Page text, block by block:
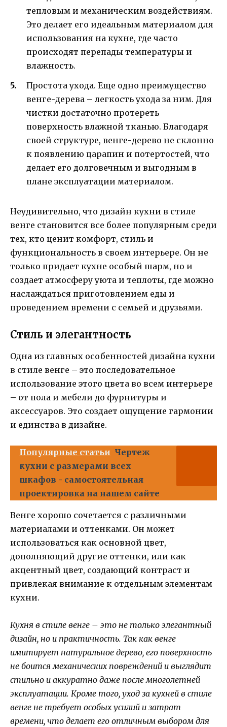
тепловым и механическим воздействиям.
Это делает его идеальным материалом для
использования на кухне, где часто
происходят перепады температуры и
влажность.
Простота ухода. Еще одно преимущество
венге-дерева – легкость ухода за ним. Для
чистки достаточно протереть
поверхность влажной тканью. Благодаря
своей структуре, венге-дерево не склонно
к появлению царапин и потертостей, что
делает его долговечным и выгодным в
плане эксплуатации материалом.
Неудивительно, что дизайн кухни в стиле
венге становится все более популярным среди
тех, кто ценит комфорт, стиль и
функциональность в своем интерьере. Он не
только придает кухне особый шарм, но и
создает атмосферу уюта и теплоты, где можно
наслаждаться приготовлением еды и
проведением времени с семьей и друзьями.
Стиль и элегантность
Одна из главных особенностей дизайна кухни
в стиле венге – это последовательное
использование этого цвета во всем интерьере
– от пола и мебели до фурнитуры и
аксессуаров. Это создает ощущение гармонии
и единства в дизайне.
Популярные статьи Чертеж
кухни с размерами всех
шкафов - самостоятельная
проектировка на нашем сайте
Венге хорошо сочетается с различными
материалами и оттенками. Он может
использоваться как основной цвет,
дополняющий другие оттенки, или как
акцентный цвет, создающий контраст и
привлекая внимание к отдельным элементам
кухни.
Кухня в стиле венге – это не только элегантный
дизайн, но и практичность. Так как венге
имитирует натуральное дерево, его поверхность
не боится механических повреждений и выглядит
стильно и аккуратно даже после многолетней
эксплуатации. Кроме того, уход за кухней в стиле
венге не требует особых усилий и затрат
времени, что делает его отличным выбором для